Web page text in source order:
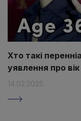
Хто такі
уявлення про вік
14.02.2025